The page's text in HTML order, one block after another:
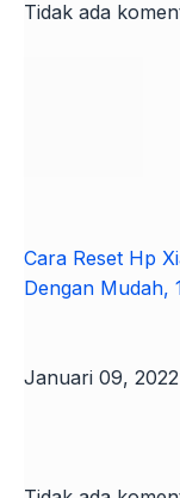
Tidak ada
Cara Reset Hp
Dengan Mudah,
Januari 09, 2022